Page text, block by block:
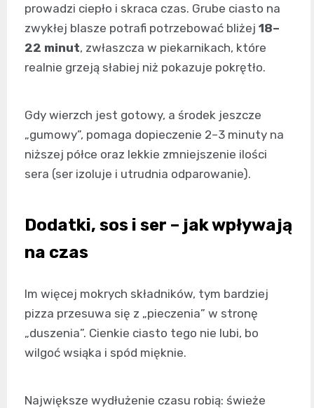
prowadzi ciepło i skraca czas. Grube ciasto na
zwykłej blasze potrafi potrzebować bliżej 18–
22 minut, zwłaszcza w piekarnikach, które
realnie grzeją słabiej niż pokazuje pokrętło.
Gdy wierzch jest gotowy, a środek jeszcze
„gumowy”, pomaga dopieczenie 2–3 minuty na
niższej półce oraz lekkie zmniejszenie ilości
sera (ser izoluje i utrudnia odparowanie).
Dodatki, sos i ser – jak wpływają
na czas
Im więcej mokrych składników, tym bardziej
pizza przesuwa się z „pieczenia” w stronę
„duszenia”. Cienkie ciasto tego nie lubi, bo
wilgoć wsiąka i spód mięknie.
Największe wydłużenie czasu robią: świeże